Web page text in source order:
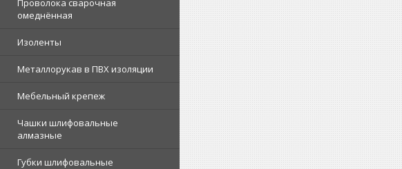
Проволока сварочная
омеднённая
Изоленты
Металлорукав в ПВХ изоляции
Мебельный крепеж
Чашки шлифовальные
алмазные
Губки шлифовальные